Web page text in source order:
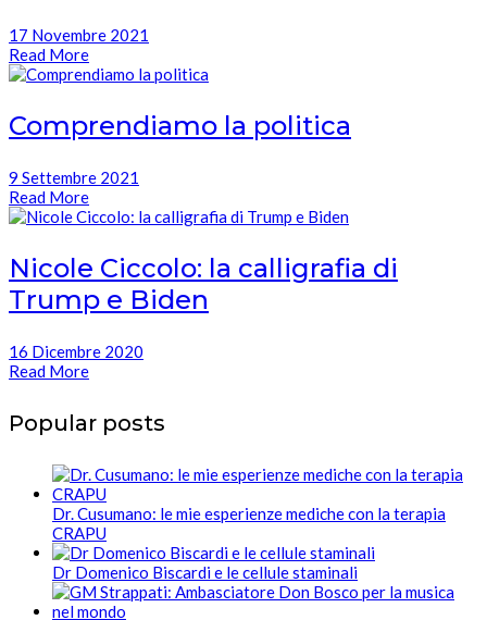
17 Novembre 2021
Read More
Comprendiamo la politica
9 Settembre 2021
Read More
Nicole Ciccolo: la calligrafia di
Trump e Biden
16 Dicembre 2020
Read More
Popular posts
Dr. Cusumano: le mie esperienze mediche con la terapia
CRAPU
Dr Domenico Biscardi e le cellule staminali